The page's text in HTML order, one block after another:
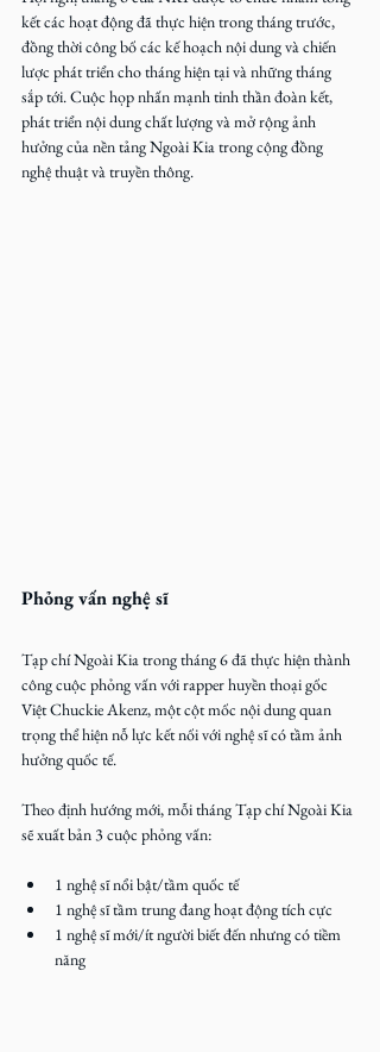
kết các hoạt động đã thực hiện trong tháng trước,
đồng thời công bố các kế hoạch nội dung và chiến
lược phát triển cho tháng hiện tại và những tháng
sắp tới. Cuộc họp nhấn mạnh tinh thần đoàn kết,
phát triển nội dung chất lượng và mở rộng ảnh
hưởng của nền tảng Ngoài Kia trong cộng đồng
nghệ thuật và truyền thông.
Phỏng vấn nghệ sĩ
Tạp chí Ngoài Kia trong tháng 6 đã thực hiện thành
công cuộc phỏng vấn với rapper huyền thoại gốc
Việt Chuckie Akenz, một cột mốc nội dung quan
trọng thể hiện nỗ lực kết nối với nghệ sĩ có tầm ảnh
hưởng quốc tế.
Theo định hướng mới, mỗi tháng Tạp chí Ngoài Kia
sẽ xuất bản 3 cuộc phỏng vấn:
1 nghệ sĩ nổi bật/tầm quốc tế
1 nghệ sĩ tầm trung đang hoạt động tích cực
1 nghệ sĩ mới/ít người biết đến nhưng có tiềm
năng